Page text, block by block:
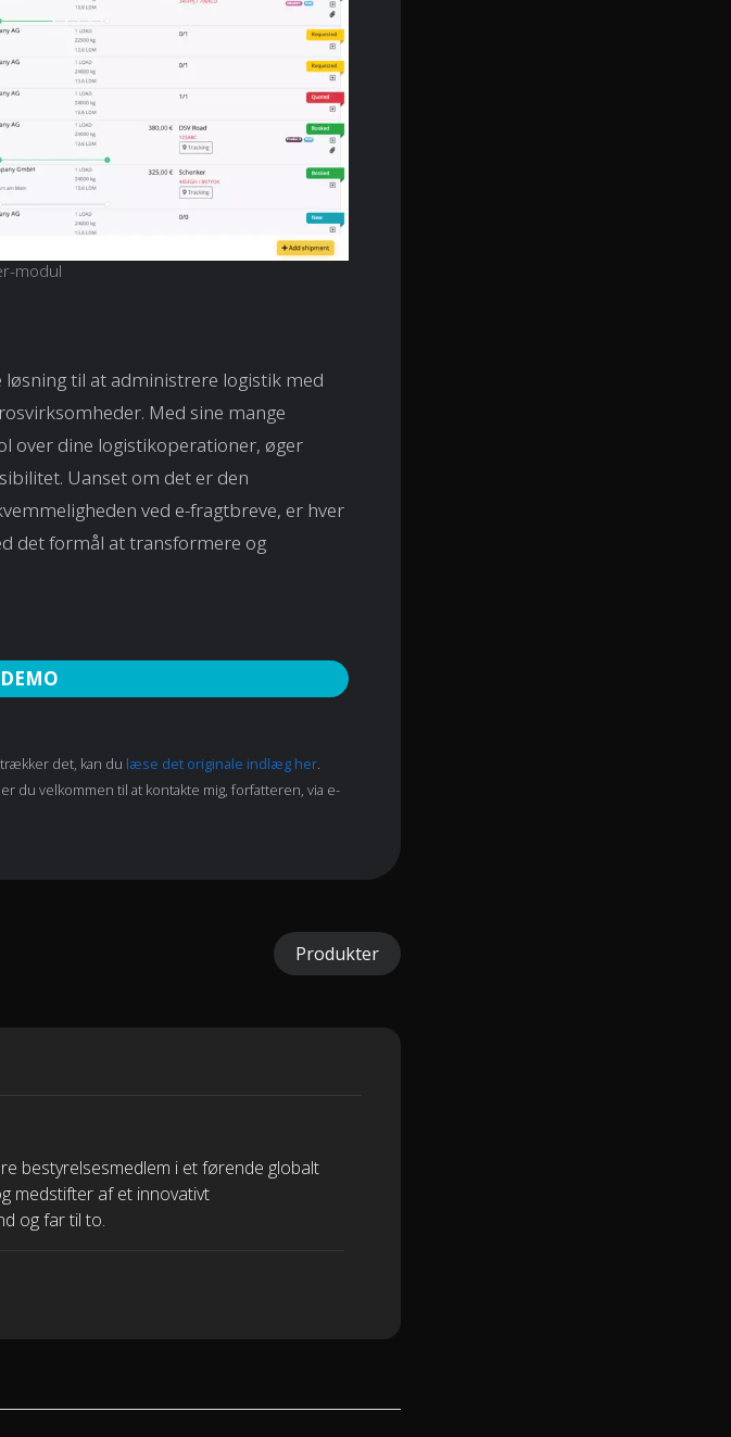
modul
til at administrere logistik med
Med sine mange
over dine logistikoperationer, øger
Uanset om det er den
ved e-fragtbreve, er hver
det formål at transformere og
det, kan du læse det originale indlæg her.
du velkommen til at kontakte mig, forfatteren, via e-
Produkter
bestyrelsesmedlem i et førende globalt
medstifter af et innovativt
og far til to.